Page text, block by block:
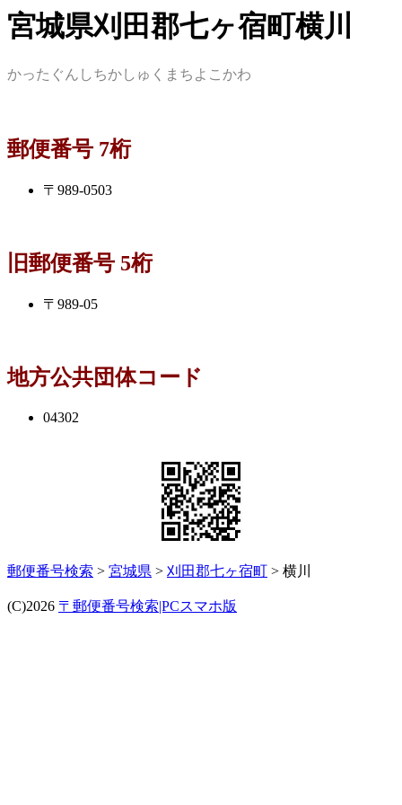
宮城県刈田郡七ヶ宿町横川
かったぐんしちかしゅくまちよこかわ
郵便番号 7桁
〒989-0503
旧郵便番号 5桁
〒989-05
地方公共団体コード
04302
郵便番号検索 > 宮城県 > 刈田郡七ヶ宿町 > 横川
(C)2026 〒郵便番号検索|PCスマホ版